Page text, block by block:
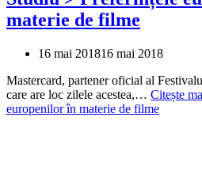
materie de filme
16 mai 201816 mai 2018
Mastercard, partener oficial al
care are loc zilele acestea,… Citește
europenilor în materie de filme